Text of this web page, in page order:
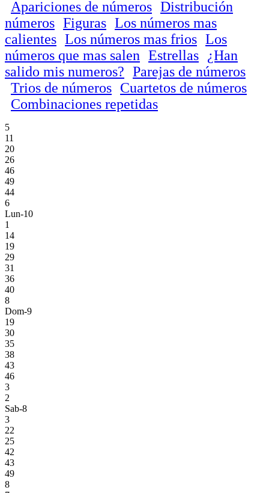
Apariciones de números Distribución
números Figuras Los números mas
calientes Los números mas frios Los
números que mas salen Estrellas
¿Han
salido mis numeros? Parejas de números
Trios de números Cuartetos de números
Combinaciones repetidas
5
11
20
26
46
49
44
6
Lun-10
1
14
19
29
31
36
40
8
Dom-9
19
30
35
38
43
46
3
2
Sab-8
3
22
25
42
43
49
8